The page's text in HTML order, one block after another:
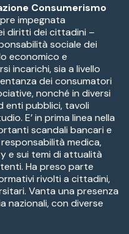
Consumerismo
impegnata
diritti dei cittadini –
sociale dei
economico e
incarichi, sia a livello
dei consumatori
nonché in diversi
enti pubblici, tavoli
E’ in prima linea nella
scandali bancari e
medica,
e sui temi di attualità
Ha preso parte
rivolti a cittadini,
Vanta una presenza
nazionali, con diverse